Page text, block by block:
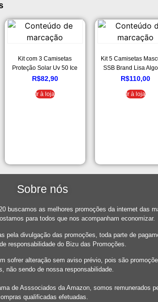
Kit com 3 Camisetas
Proteção Solar Uv 50 Ice
Tecido Gelado – Slim
R$82,90
Ir à loja
Kit 5 Camisetas
SSB Brand Lisa
30.1 Premium
R$110,00
Ir à loja
Sobre nós
buscamos as melhores promoções da internet das
para todos que nos acompanham economizar.
pela divulgação das promoções, toda parte de
responsabilidade do Bizu das Promoções.
sofrer alteração sem aviso prévio, pois são
não sendo de nossa responsabilidade.
de Asssociados da Amazon, somos remunerados
qualificadas efetuadas.